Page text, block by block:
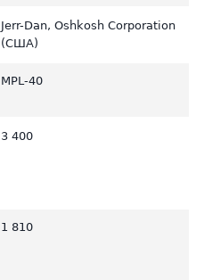
Jerr-Dan, Oshkosh Corporation
(США)
MPL-40
3 400
1 810